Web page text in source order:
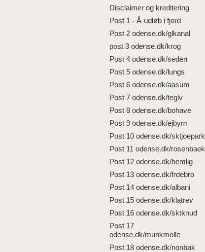
Disclaimer og kreditering
Post 1 - Å-udløb i fjord
Post 2 odense.dk/glkanal
post 3 odense.dk/krog
Post 4 odense.dk/seden
Post 5 odense.dk/lungs
Post 6 odense.dk/aasum
Post 7 odense.dk/teglv
Post 8 odense.dk/bohave
Post 9 odense.dk/ejbym
Post 10 odense.dk/sktjoepark
Post 11 odense.dk/rosenbaek
Post 12 odense.dk/hemlig
Post 13 odense.dk/frdebro
Post 14 odense.dk/albani
Post 15 odense.dk/klatrev
Post 16 odense.dk/sktknud
Post 17
odense.dk/munkmolle
Post 18 odense.dk/nonbak